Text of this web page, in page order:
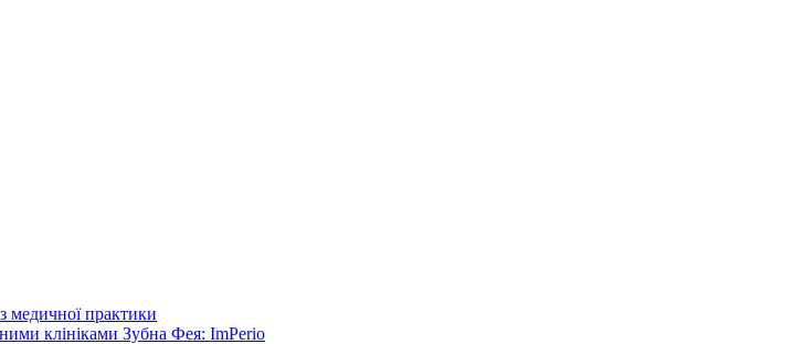
медичної практики
клініками Зубна Фея: ImPerio